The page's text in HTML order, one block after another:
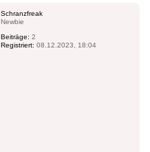
Schranzfreak
Newbie
Beiträge: 2
Registriert: 08.12.2023, 18:04